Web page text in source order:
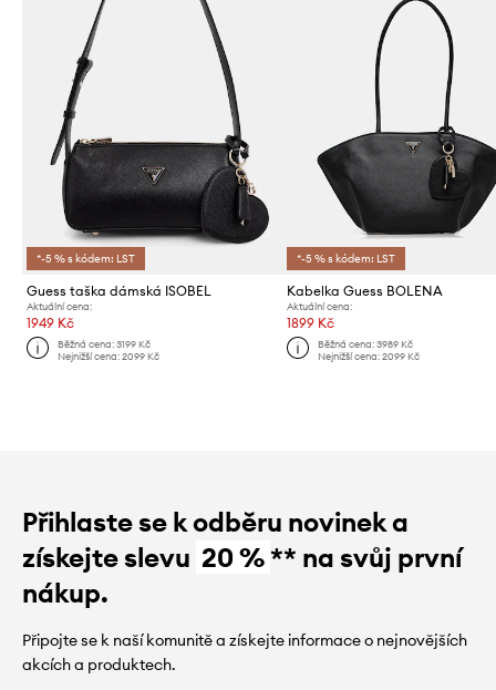
*-5 % s kódem: LST
Guess taška dámská ISOBEL
Aktuální cena:
1949 Kč
Běžná cena:3199 Kč
Nejnižší cena:2099 Kč
*-5 % s kódem: LST
Kabelka Guess BOLENA
Aktuální cena:
1899 Kč
Běžná cena: 3989 Kč
Nejnižší cena: 2099 Kč
Přihlaste se k odběru novinek a
získejte slevu 20 %** na svůj první
nákup.
Připojte se k naší komunitě a získejte informace o nejnovějších
akcích a produktech.